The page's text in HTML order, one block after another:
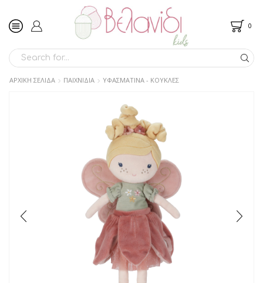
0
INPUT
ΑΡΧΙΚΉ ΣΕΛΊΔΑ ΠΑΙΧΝΙΔΙΑ ΥΦΑΣΜΑΤΙΝΑ - ΚΟΥΚΛΕΣ